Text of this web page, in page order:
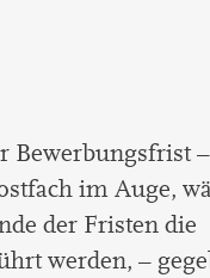
Bewerbungsfrist
im Auge,
der Fristen die
werden, –